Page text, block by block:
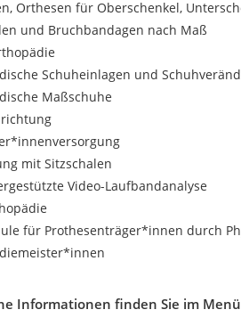
Orthesen für Oberschenkel,
und Bruchbandagen nach Maß
Schuheinlagen und
Maßschuhe
mit Sitzschalen
Video-Laufbandanalyse
für Prothesenträger*innen durch
Informationen finden Sie im Menü